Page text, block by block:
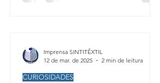
movimentar a economia, prestar
CURIOSIDADES
Imprensa SINTITÊXTIL
12 de mar. de 2025
2 min de leitura